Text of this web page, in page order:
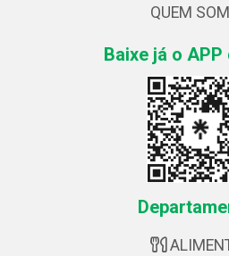
QUEM
Baixe já o APP